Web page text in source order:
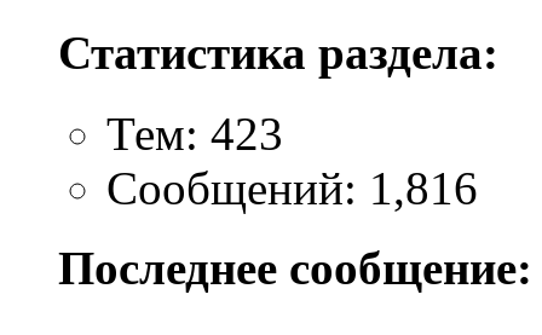
Статистика раздела:
Тем: 423
Сообщений: 1,816
Последнее сообщение: